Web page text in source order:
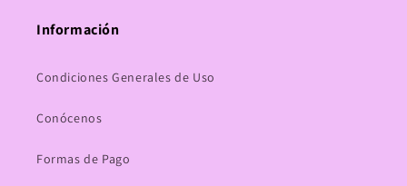
Información
Condiciones Generales de Uso
Conócenos
Formas de Pago